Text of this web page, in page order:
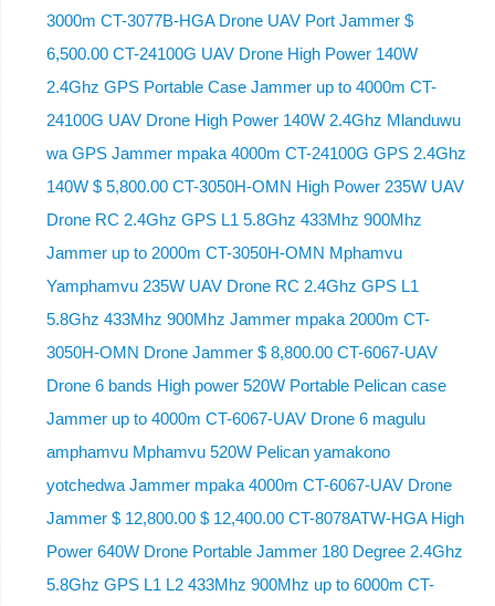
3000m CT-3077B-HGA Drone UAV Port Jammer $
6,500.00 CT-24100G UAV Drone High Power 140W
2.4Ghz GPS Portable Case Jammer up to 4000m CT-
24100G UAV Drone High Power 140W 2.4Ghz Mlanduwu
wa GPS Jammer mpaka 4000m CT-24100G GPS 2.4Ghz
140W $ 5,800.00 CT-3050H-OMN High Power 235W UAV
Drone RC 2.4Ghz GPS L1 5.8Ghz 433Mhz 900Mhz
Jammer up to 2000m CT-3050H-OMN Mphamvu
Yamphamvu 235W UAV Drone RC 2.4Ghz GPS L1
5.8Ghz 433Mhz 900Mhz Jammer mpaka 2000m CT-
3050H-OMN Drone Jammer $ 8,800.00 CT-6067-UAV
Drone 6 bands High power 520W Portable Pelican case
Jammer up to 4000m CT-6067-UAV Drone 6 magulu
amphamvu Mphamvu 520W Pelican yamakono
yotchedwa Jammer mpaka 4000m CT-6067-UAV Drone
Jammer $ 12,800.00 $ 12,400.00 CT-8078ATW-HGA High
Power 640W Drone Portable Jammer 180 Degree 2.4Ghz
5.8Ghz GPS L1 L2 433Mhz 900Mhz up to 6000m CT-